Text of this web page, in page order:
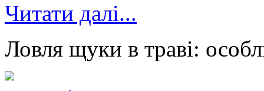
Читати далі...
Ловля щуки в траві: